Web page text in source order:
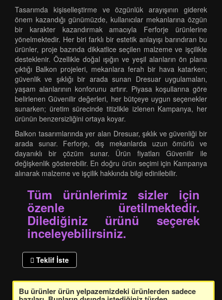
Tasarımda kişiselleştirme ve özgünlük arayışının giderek
önem kazandığı günümüzde, kullanıcılar mekanlarına özgün
bir karakter kazandırmak amacıyla Ferforje ürünlerine
yönelmektedir. Her biri farklı bir estetik anlayışı barındıran bu
ürünler, proje bazında dikkatlice seçilen malzeme ve işçilikle
desteklenir. Özellikle doğal ışığın ve yeşil alanların ön plana
çıktığı Balkon projeleri, mekanlara ferah bir hava katarken;
güvenlik ve şıklığı bir arada sunan Dresuar uygulamaları,
yaşam alanlarının konforunu artırır. Piyasa koşullarına göre
belirlenen Güvenilir değerleri, her bütçeye uygun seçenekler
sunarken; üretim sürecinde titizlikle izlenen Kampanya, her
ürünün benzersizliğini ortaya koyar.
Balkon tasarımlarında yer alan Dresuar, şıklık ve güvenliği bir
arada sunar. Ferforje, dış mekanlarda uzun ömürlü ve
dayanıklı bir çözüm sunar. Ürün fiyatları Güvenilir ile
değişkenlik gösterebilir. En doğru ürün seçimi için Kampanya
alınarak malzeme ve işçilik hakkında bilgi edinilebilir.
Tüm ürünlerimiz sizler için
özenle üretilmektedir.
Dilediğiniz ürünü seçerek
inceleyebilirsiniz.
Teklif İste
Bu ürünler ürün yelpazemizdeki ürünlerden sadece